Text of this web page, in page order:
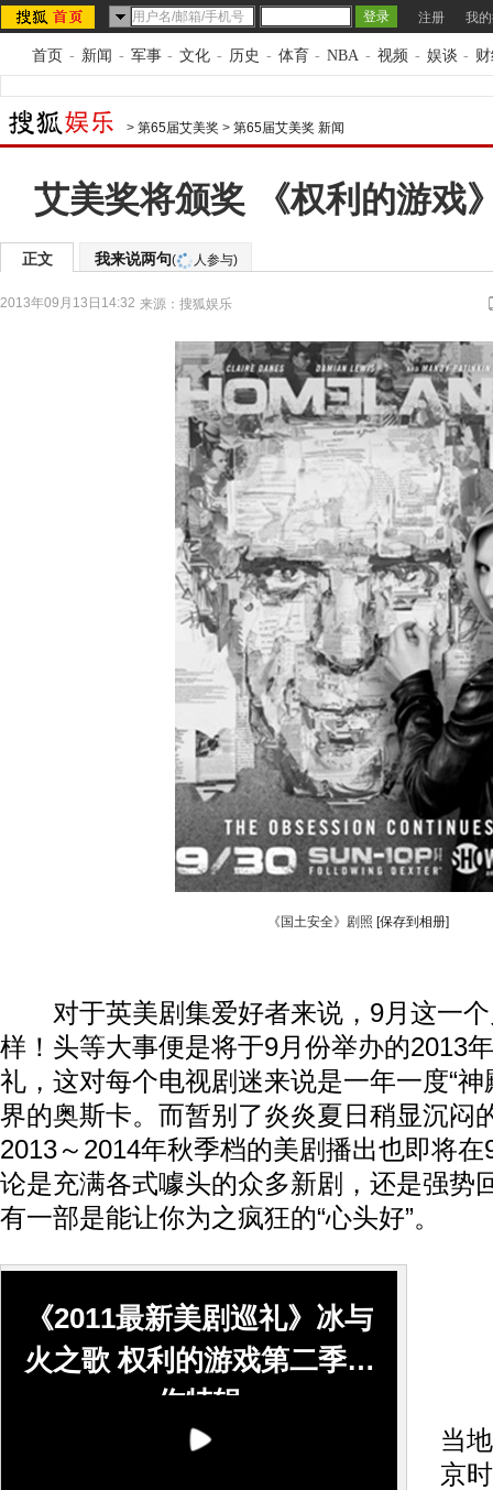
注册 我
首页 - 新闻 - 军事 - 文化 - 历史 - 体育 - NBA - 视频 - 娱谈 -
> 第65届艾美奖 > 第65届艾美奖 新闻
艾美奖将颁奖 《权利的游戏
正文 我来说两句( 人参与)
2013年09月13日14:32 来源： 搜狐娱乐
《国土安全》剧照 [保存到相册]
对于英美剧集爱好者来说，9月这一个
样！头等大事便是将于9月份举办的2013
礼，这对每个电视剧迷来说是一年一度“神
界的奥斯卡。而暂别了炎炎夏日稍显沉闷
2013～2014年秋季档的美剧播出也即将
论是充满各式噱头的众多新剧，还是强势
有一部是能让你为之疯狂的“心头好”。
《2011最新美剧巡礼》冰与
火之歌 权利的游戏第二季制
作特辑
当
京